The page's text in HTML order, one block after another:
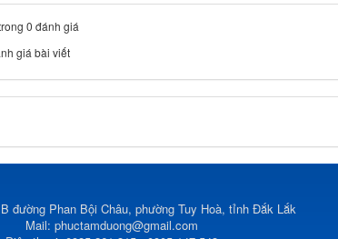
0 đánh giá
giá bài viết
đường Phan Bội Châu, phường Tuy Hoà, tỉnh Đắk Lắk
Mail: phuctamduong@gmail.com